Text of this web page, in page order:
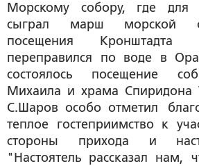
Морскому собору, где для
сыграл марш морской
посещения Кронштадта
переправился по воде в
состоялось посещение
Михаила и храма Спиридона
С.Шаров особо отметил
теплое гостеприимство к
стороны прихода и
"Настоятель рассказал нам,